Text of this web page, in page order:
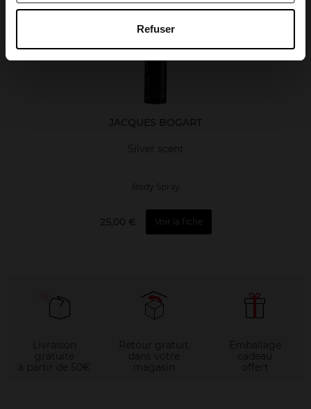
Refuser
JACQUES BOGART
Silver scent
Body Spray
25,00 € Voir la fiche